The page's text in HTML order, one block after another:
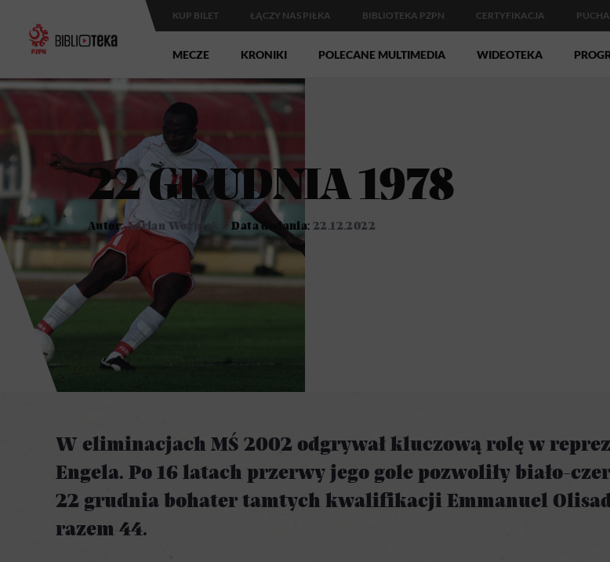
KUP BILET ŁĄCZY NAS PIŁKA BIBLIOTEKA PZPN CERTYFIKACJA
MECZE KRONIKI POLECANE MULTIMEDIA WIDEOTEKA
22 GRUDNIA 1978
Autor:Adrian Woźniak Data dodania: 22.12.2022
W eliminacjach MŚ 2002 odgrywał kluczową rolę w
Engela. Po 16 latach przerwy jego gole pozwoliły biało-
22 grudnia bohater tamtych kwalifikacji Emmanuel
razem 44.